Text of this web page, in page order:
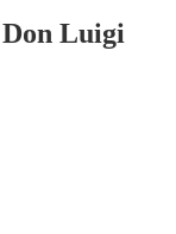
Luigi